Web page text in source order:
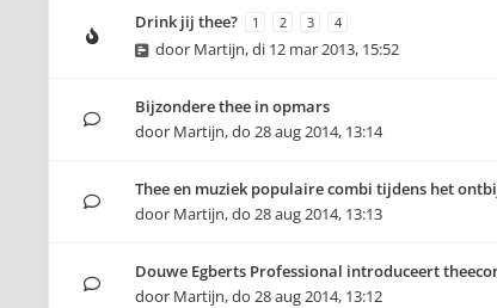
Drink jij thee? 1 2 3 4
door Martijn,di 12 mar 2013, 15:52
Bijzondere thee in opmars
door Martijn,do 28 aug 2014, 13:14
Thee en muziek populaire combi tijdens het
door Martijn,do 28 aug 2014, 13:13
Douwe Egberts Professional introduceert
door Martijn,do 28 aug 2014, 13:12